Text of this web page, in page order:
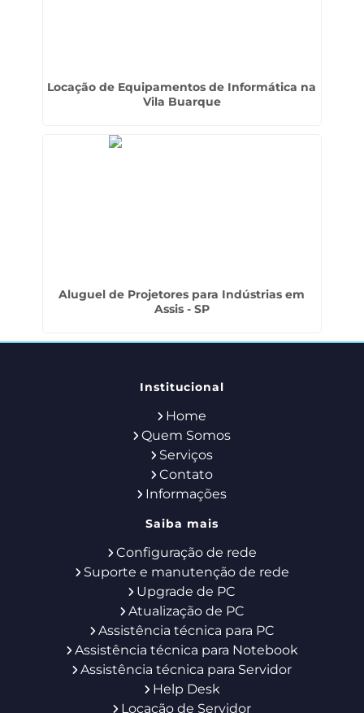
Locação de Equipamentos de Informática na
Vila Buarque
Aluguel de Projetores para Indústrias em
Assis - SP
Institucional
Home
Quem Somos
Serviços
Contato
Informações
Saiba mais
Configuração de rede
Suporte e manutenção de rede
Upgrade de PC
Atualização de PC
Assistência técnica para PC
Assistência técnica para Notebook
Assistência técnica para Servidor
Help Desk
Locação de Servidor